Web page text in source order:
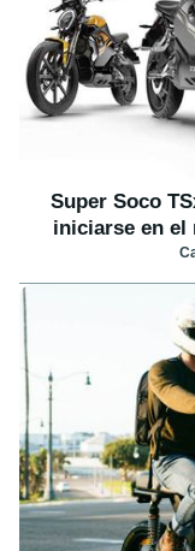
Super Soco
iniciarse en el